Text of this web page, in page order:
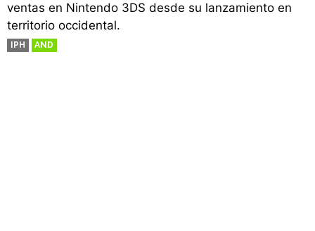
ventas en Nintendo 3DS desde su lanzamiento en
territorio occidental.
IPH AND